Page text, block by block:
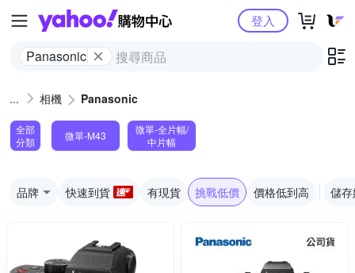
Yahoo購物中心
Panasonic
登入
相機 Panasonic
全部
分類
微單-M43
微單-全片幅/
中片幅
品牌 快速到貨 有現貨 挑戰低價 價格低到高 儲